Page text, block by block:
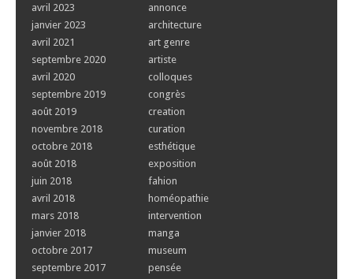
avril 2023
janvier 2023
avril 2021
septembre 2020
avril 2020
septembre 2019
août 2019
novembre 2018
octobre 2018
août 2018
juin 2018
avril 2018
mars 2018
janvier 2018
octobre 2017
septembre 2017
annonce
architecture
art genre
artiste
colloques
congrès
creation
curation
esthétique
exposition
fahion
homéopathie
intervention
manga
museum
pensée